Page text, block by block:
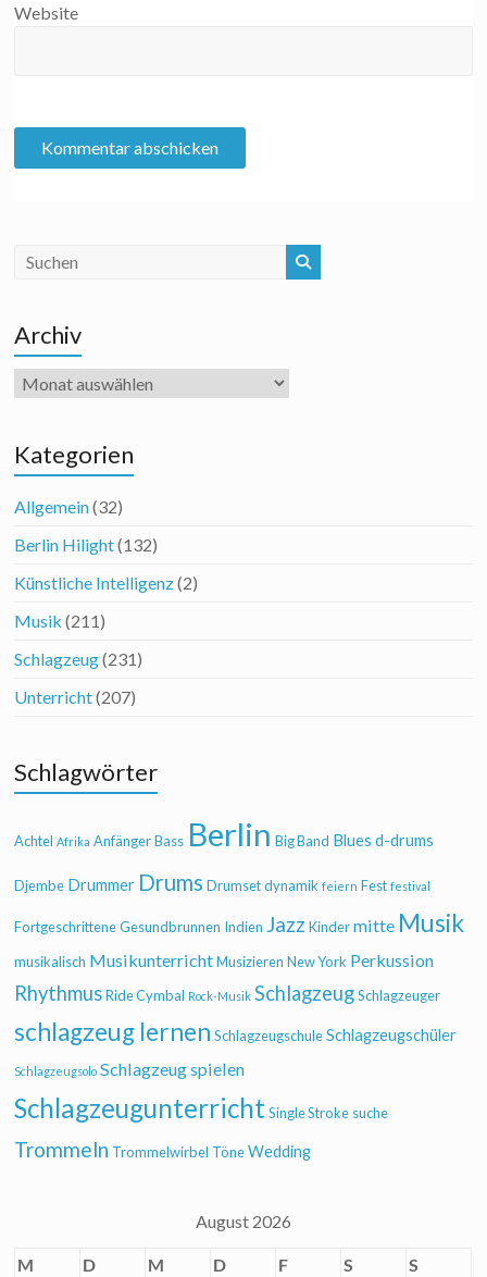
Website
Archiv
Archiv
Kategorien
Allgemein(32)
Berlin Hilight(132)
Künstliche Intelligenz(2)
Musik (211)
Schlagzeug(231)
Unterricht(207)
Schlagwörter
Achtel Afrika Anfänger Bass Berlin Big Band Blues d-drums
Djembe Drummer Drums Drumset dynamik feiern Fest festival
Fortgeschrittene Gesundbrunnen Indien Jazz Kinder mitte Musik
musikalisch Musikunterricht Musizieren New York Perkussion
Rhythmus Ride Cymbal Rock-Musik Schlagzeug Schlagzeuger
schlagzeug lernen Schlagzeugschule Schlagzeugschüler
Schlagzeugsolo Schlagzeug spielen
Schlagzeugunterricht Single Stroke suche
Trommeln Trommelwirbel Töne Wedding
August 2026
M D M D F S S